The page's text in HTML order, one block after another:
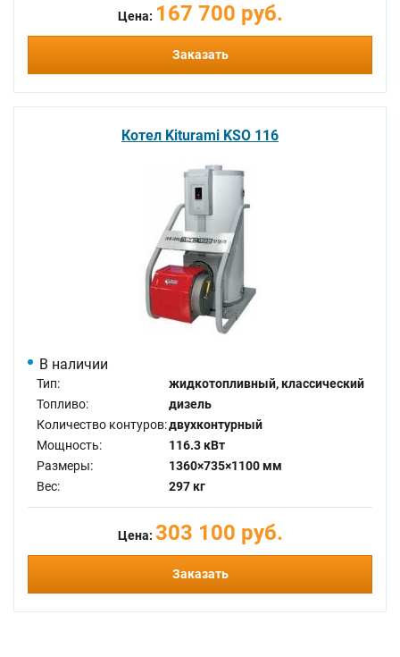
Цена: 167 700 руб.
Заказать
Котел Kiturami KSO 116
В наличии
Тип:
жидкотопливный, классический
Топливо:
дизель
Количество контуров:двухконтурный
Мощность:
116.3 кВт
Размеры:
1360×735×1100 мм
Вес:
297 кг
Цена: 303 100 руб.
Заказать